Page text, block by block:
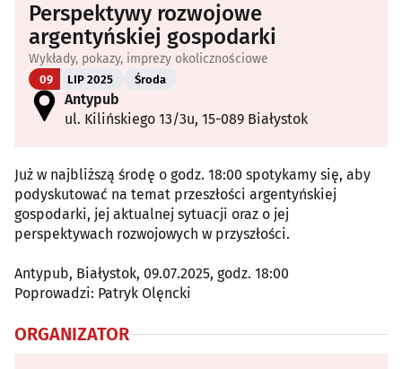
Perspektywy rozwojowe
argentyńskiej gospodarki
Wykłady, pokazy, imprezy okolicznościowe
09 LIP 2025 Środa
Antypub
ul. Kilińskiego 13/3u, 15-089 Białystok
Już w najbliższą środę o godz. 18:00 spotykamy się, aby
podyskutować na temat przeszłości argentyńskiej
gospodarki, jej aktualnej sytuacji oraz o jej
perspektywach rozwojowych w przyszłości.
Antypub, Białystok, 09.07.2025, godz. 18:00
Poprowadzi: Patryk Olęncki
ORGANIZATOR